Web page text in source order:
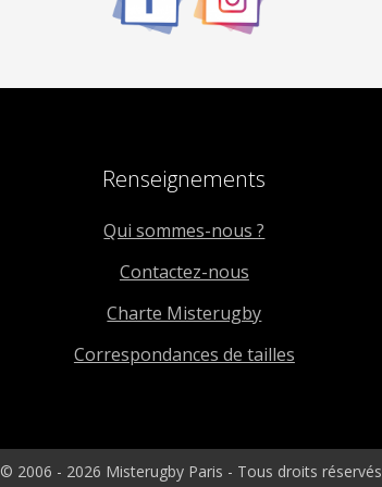
Renseignements
Qui sommes-nous ?
Contactez-nous
Charte Misterugby
Correspondances de tailles
© 2006 - 2026 Misterugby Paris - Tous droits réservés